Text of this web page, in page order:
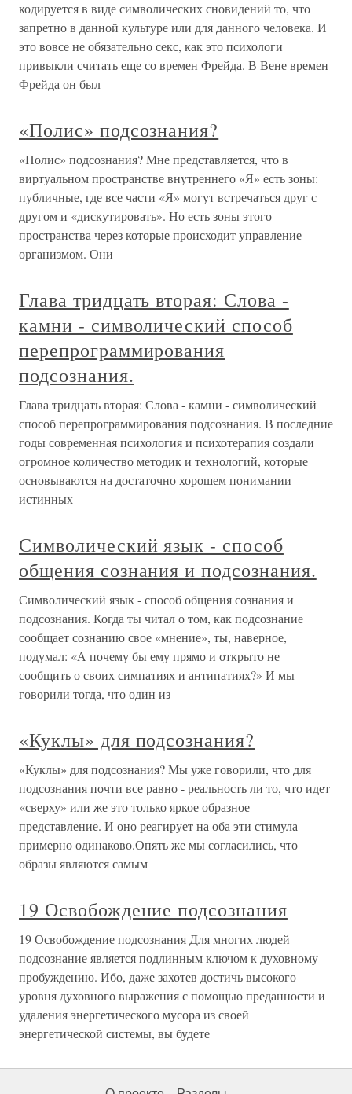
кодируется в виде символических сновидений то, что
запретно в данной культуре или для данного человека. И
это вовсе не обязательно секс, как это психологи
привыкли считать еще со времен Фрейда. В Вене времен
Фрейда он был
«Полис» подсознания?
«Полис» подсознания? Мне представляется, что в
виртуальном пространстве внутреннего «Я» есть зоны:
публичные, где все части «Я» могут встречаться друг с
другом и «дискутировать». Но есть зоны этого
пространства через которые происходит управление
организмом. Они
Глава тридцать вторая: Слова -
камни - символический способ
перепрограммирования
подсознания.
Глава тридцать вторая: Слова - камни - символический
способ перепрограммирования подсознания. В последние
годы современная психология и психотерапия создали
огромное количество методик и технологий, которые
основываются на достаточно хорошем понимании
истинных
Символический язык - способ
общения сознания и подсознания.
Символический язык - способ общения сознания и
подсознания. Когда ты читал о том, как подсознание
сообщает сознанию свое «мнение», ты, наверное,
подумал: «А почему бы ему прямо и открыто не
сообщить о своих симпатиях и антипатиях?» И мы
говорили тогда, что один из
«Куклы» для подсознания?
«Куклы» для подсознания? Мы уже говорили, что для
подсознания почти все равно - реальность ли то, что идет
«сверху» или же это только яркое образное
представление. И оно реагирует на оба эти стимула
примерно одинаково.Опять же мы согласились, что
образы являются самым
19 Освобождение подсознания
19 Освобождение подсознания Для многих людей
подсознание является подлинным ключом к духовному
пробуждению. Ибо, даже захотев достичь высокого
уровня духовного выражения с помощью преданности и
удаления энергетического мусора из своей
энергетической системы, вы будете